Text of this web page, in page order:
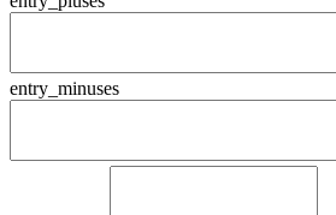
entry_minuses